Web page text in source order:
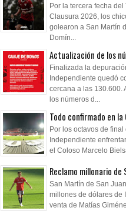
Por la tercera fecha del
Clausura 2026, los
golearon a San Martín
Domín...
Actualización de los
Finalizada la
Independiente quedó
cercana a las 130.600.
los números d...
Todo confirmado en
Por los octavos de
Independiente
el Coloso Marcelo
Reclamo millonario de
San Martín de San
millones de dólares de
venta de Matías